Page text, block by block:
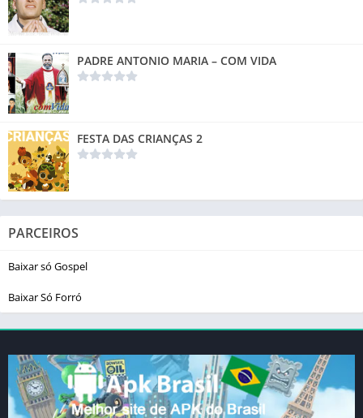
PADRE ANTONIO MARIA – COM VIDA
FESTA DAS CRIANÇAS 2
PARCEIROS
Baixar só Gospel
Baixar Só Forró